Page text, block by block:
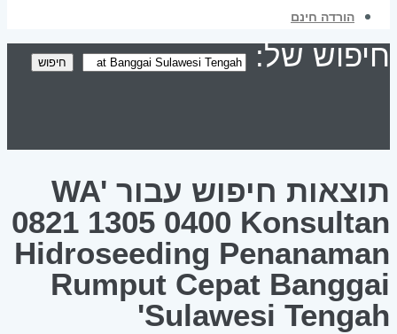
הורדה חינם
חיפוש של: חיפוש
תוצאות חיפוש עבור 'WA
0821 1305 0400 Konsultan
Hidroseeding Penanaman
Rumput Cepat Banggai
Sulawesi Tengah'